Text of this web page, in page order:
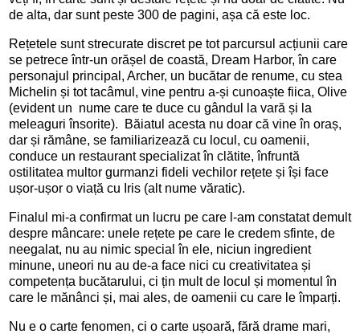
de alta, dar sunt peste 300 de pagini, așa că este loc.
Rețetele sunt strecurate discret pe tot parcursul acțiunii care
se petrece într-un orășel de coastă, Dream Harbor, în care
personajul principal, Archer, un bucătar de renume, cu stea
Michelin și tot tacâmul, vine pentru a-și cunoaște fiica, Olive
(evident un nume care te duce cu gândul la vară și la
meleaguri însorite). Băiatul acesta nu doar că vine în oraș,
dar și rămâne, se familiarizează cu locul, cu oamenii,
conduce un restaurant specializat în clătite, înfruntă
ostilitatea multor gurmanzi fideli vechilor rețete și își face
ușor-ușor o viață cu Iris (alt nume văratic).
Finalul mi-a confirmat un lucru pe care l-am constatat demult
despre mâncare: unele rețete pe care le credem sfinte, de
neegalat, nu au nimic special în ele, niciun ingredient
minune, uneori nu au de-a face nici cu creativitatea și
competența bucătarului, ci țin mult de locul și momentul în
care le mănânci și, mai ales, de oamenii cu care le împarți.
Nu e o carte fenomen, ci o carte ușoară, fără drame mari,